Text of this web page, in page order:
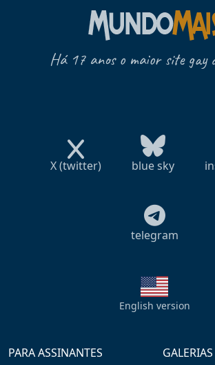
Há 17 anos o maior site gay
X (twitter) blue sky
telegram
English version
PARA ASSINANTES